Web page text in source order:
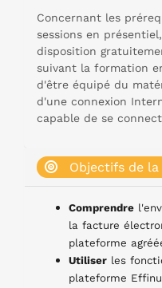
Concernant les
sessions en
disposition
suivant la formation
d'être équipé du
d'une connexion
capable de se
Objectifs de
Comprendre
la facture
plateforme
Utiliser les
plateforme